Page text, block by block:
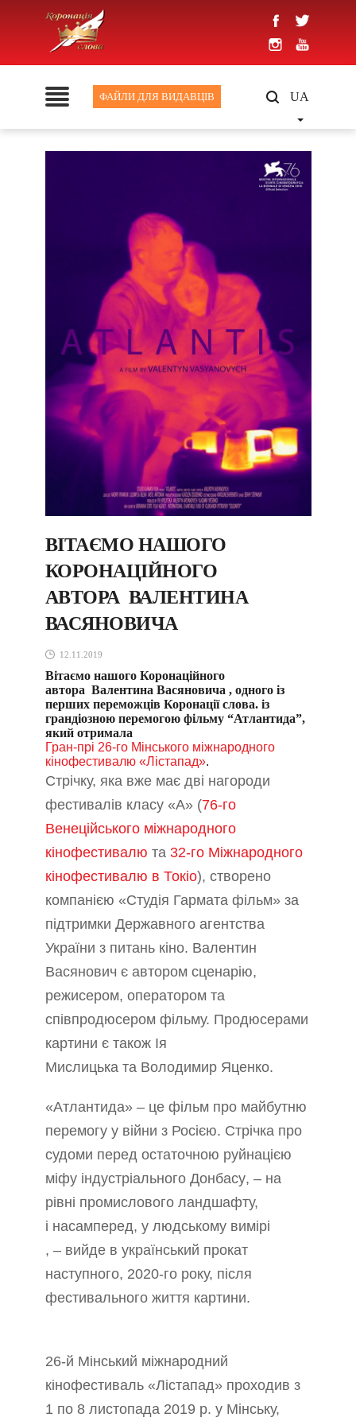
ФАЙЛИ ДЛЯ ВИДАВЦІВ UA
ВІТАЄМО НАШОГО
КОРОНАЦІЙНОГО
АВТОРА ВАЛЕНТИНА
ВАСЯНОВИЧА
12.11.2019
Вітаємо нашого Коронаційного
автора Валентина Васяновича , одного із
перших переможців Коронації слова. із
грандіозною перемогою фільму “Атлантида”,
який отримала
Гран-прі 26-го Мінського міжнародного
кінофестивалю «Лістапад».
Стрічку, яка вже має дві нагороди
фестивалів класу «А»(76-го
Венеційського міжнародного
кінофестивалю та 32-го Міжнародного
кінофестивалю в Токіо), створено
компанією «Cтудія Гармата фільм» за
підтримки Державного агентства
України з питань кіно. Валентин
Васянович є автором сценарію,
режисером, оператором та
співпродюсером фільму. Продюсерами
картини є також Ія
Мислицька та Володимир Яценко.
«Атлантида» – це фільм про майбутню
перемогу у війни з Росією. Стрічкапро
судоми перед остаточною руйнацією
міфу індустріального Донбасу, –на
рівні промислового ландшафту,
і насамперед, у людському вимірі
, – вийде в український прокат
наступного, 2020-го року, після
фестивального життя картини.
26-й Мінський міжнародний
кінофестиваль «Лістапад»проходив з
1 по 8 листопада 2019 р. у Мінську,